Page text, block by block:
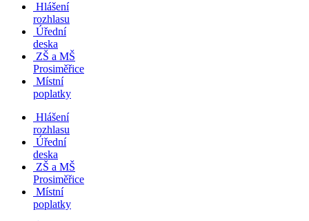
Hlášení
rozhlasu
Úřední
deska
ZŠ a MŠ
Prosiměřice
Místní
poplatky
Hlášení
rozhlasu
Úřední
deska
ZŠ a MŠ
Prosiměřice
Místní
poplatky